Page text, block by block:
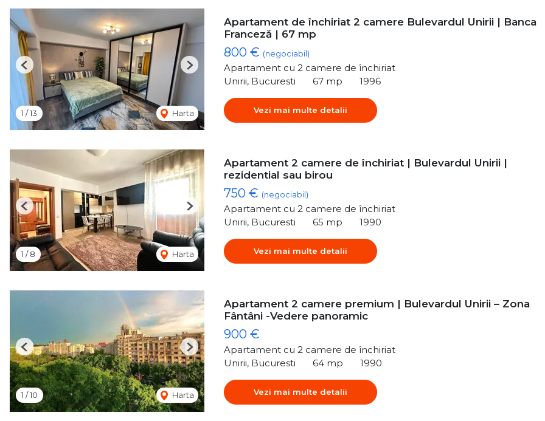
1 /13 Harta
Previous Next
Apartament de închiriat 2 camere Bulevardul Unirii | Banca
Franceză | 67 mp
800 € (negociabil)
Apartament cu 2 camere de închiriat
Unirii, Bucuresti
67 mp 1996
Vezi mai multe detalii
1 /8 Harta
Previous Next
Apartament 2 camere de închiriat | Bulevardul Unirii |
rezidential sau birou
750 € (negociabil)
Apartament cu 2 camere de închiriat
Unirii, Bucuresti
65 mp 1990
Vezi mai multe detalii
1 /10 Harta
Previous Next
Apartament 2 camere premium | Bulevardul Unirii – Zona
Fântâni -Vedere panoramic
900 €
Apartament cu 2 camere de închiriat
Unirii, Bucuresti
64 mp 1990
Vezi mai multe detalii